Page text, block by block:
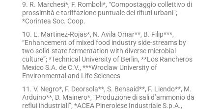
9. R. Marchesi*, F. Romboli*, “Compostaggio collettivo di
prossimità e tariffazione puntuale dei rifiuti urbani”;
*Corintea Soc. Coop.
10. E. Martinez-Rojas*, N. Avila Omar**, B. Filip***,
“Enhancement of mixed food industry side-streams by
two solid-state fermentation with diverse microbial
culture”; *Technical University of Berlin, **Los Rancheros
Mexico S.A. de C.V., ***Wroclaw University of
Environmental and Life Sciences
11. V. Negro*, F. Deorsola**, S. Bensaid**, F. Liendo**, M.
Arduino**, D. Mainero*, “Produzione di sali d’ammonio da
reflui industriali”; *ACEA Pinerolese Industriale S.p.A.,